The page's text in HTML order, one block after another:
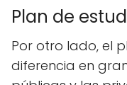
Plan de
Por otro lado, el
diferencia en